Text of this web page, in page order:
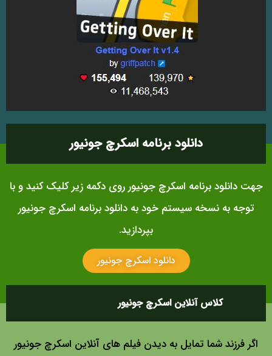
دانلود برنامه اسکرچ جونیور
جهت دانلود برنامه اسکرچ جونیور روی دکمه زیر کلیک کنید و با
توجه به نسخه سیستم خود به دانلود برنامه اسکرچ جونیور
بپردازید.
دانلود اسکرچ جونیور
کلاس آنلاین اسکرچ جونیور
اگر فرزند شما تمایل به دیدن فیلم های آنلاین اسکرچ جونیور